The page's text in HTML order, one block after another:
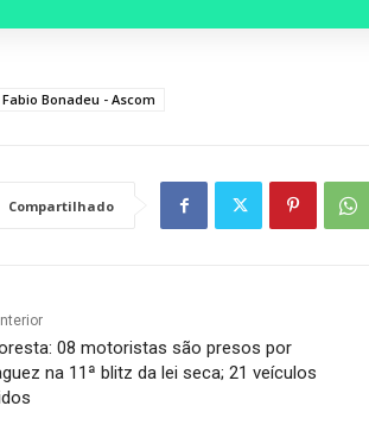
Fabio Bonadeu - Ascom
Compartilhado
08 motoristas são presos por
na 11ª blitz da lei seca; 21 veículos